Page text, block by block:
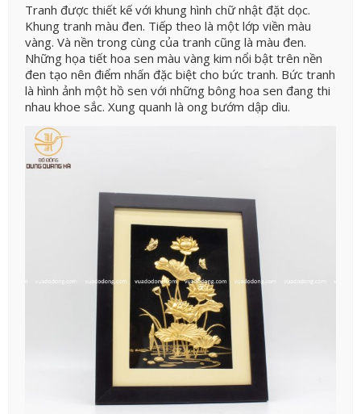
Tranh được thiết kế với khung hình chữ nhật đặt dọc.
Khung tranh màu đen. Tiếp theo là một lớp viền màu
vàng. Và nền trong cùng của tranh cũng là màu đen.
Những họa tiết hoa sen màu vàng kim nổi bật trên nền
đen tạo nên điểm nhấn đặc biệt cho bức tranh. Bức tranh
là hình ảnh một hồ sen với những bông hoa sen đang thi
nhau khoe sắc. Xung quanh là ong bướm dập dìu.